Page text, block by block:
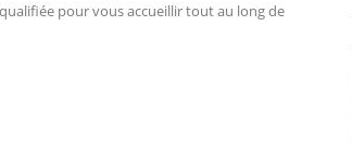
pour vous accueillir tout au long de